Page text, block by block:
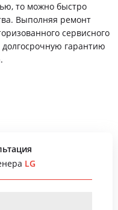
то можно быстро
Выполняя ремонт
сервисного
гарантию
LG